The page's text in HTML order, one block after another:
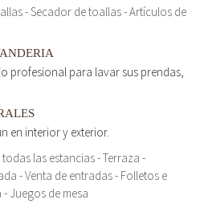
- Secador de toallas - Artículos de
profesional para lavar sus prendas,
en interior y exterior.
las estancias - Terraza -
- Venta de entradas - Folletos e
Juegos de mesa